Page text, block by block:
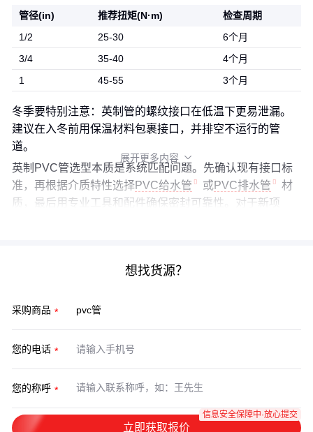
管径(in) 推荐扭矩(N·m)
检查周期
1/2
25-30
6个月
3/4
35-40
4个月
1
45-55 3个月
冬季要特别注意：英制管的螺纹接口在低温下更易泄漏。
建议在入冬前用保温材料包裹接口，并排空不运行的管
道。
英制PVC管选型本质是系统匹配问题。先确认现有接口标
准，再根据介质特性选择PVC给水管 或PVC排水管
材
质，最后用专业工具和配件确保密封可靠性。对于新项
展开更多内容 
想找货源？
采购商品
您的电话
您的称呼
立即获取报价
信息安全保障中·放心提交